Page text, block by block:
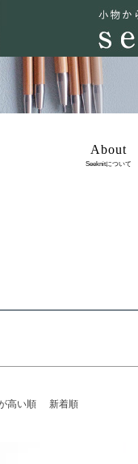
About
Seeknitについて
〜
高い順 新着順